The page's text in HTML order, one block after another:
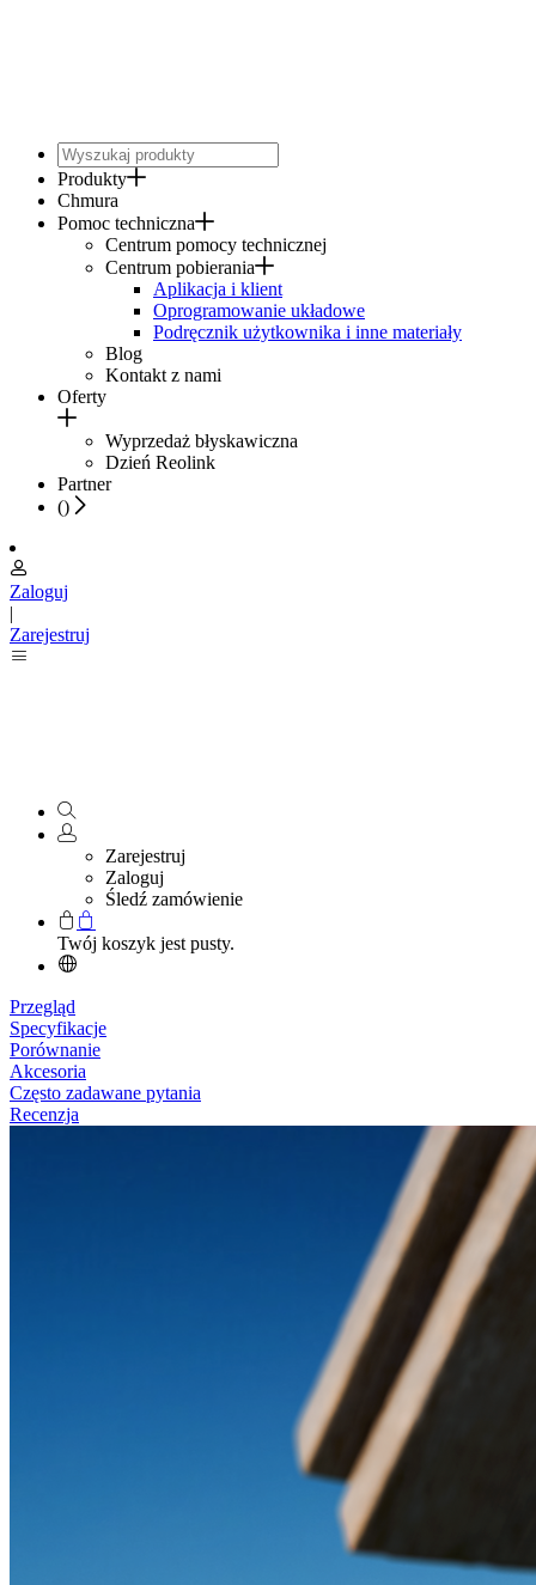
Produkty
Chmura
Pomoc techniczna
Centrum pomocy technicznej
Centrum pobierania
Aplikacja i klient
Oprogramowanie układowe
Podręcznik użytkownika i inne materiały
Blog
Kontakt z nami
Oferty
Wyprzedaż błyskawiczna
Dzień Reolink
Partner
()
Zaloguj
|
Zarejestruj
Zarejestruj
Zaloguj
Śledź zamówienie
Twój koszyk jest pusty.
Przegląd
Specyfikacje
Porównanie
Akcesoria
Często zadawane pytania
Recenzja